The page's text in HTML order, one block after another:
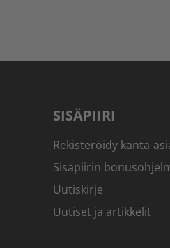
SISÄPIIRI
Rekisteröidy kanta-
Sisäpiirin
Uutiskirje
Uutiset ja artikkelit